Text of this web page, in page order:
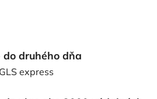
do druhého dňa
express